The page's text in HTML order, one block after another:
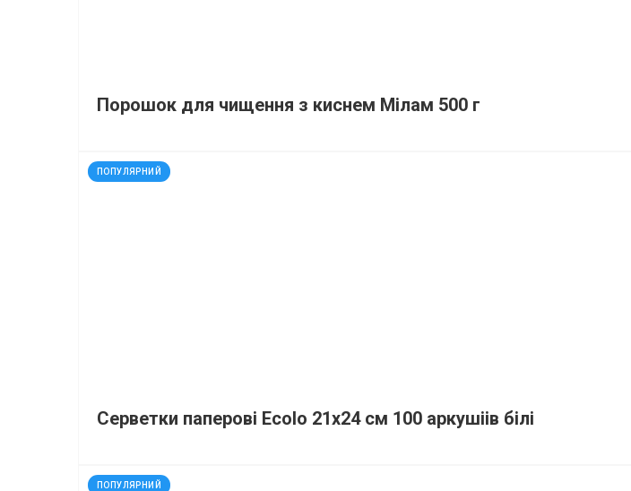
Порошок для чищення з киснем Мілам 500 г
ПОПУЛЯРНИЙ
код: 20715
Серветки паперові Ecolo 21х24 см 100 аркушіів білі
ПОПУЛЯРНИЙ
код: 35123